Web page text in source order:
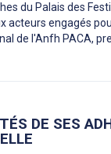
du Palais des
acteurs engagés
de l'Anfh PACA,
DE SES